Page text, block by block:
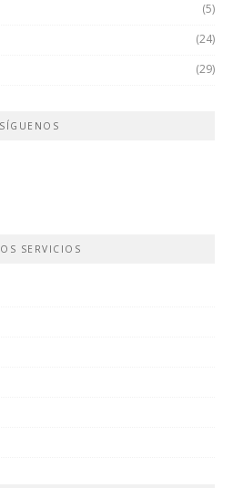
(5)
(24)
(29)
SÍGUENOS
SERVICIOS